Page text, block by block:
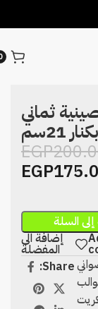
ثماني
بكنار 21سم
EGP
EGP
السلة
إضافة الى
المفضلة
Share: